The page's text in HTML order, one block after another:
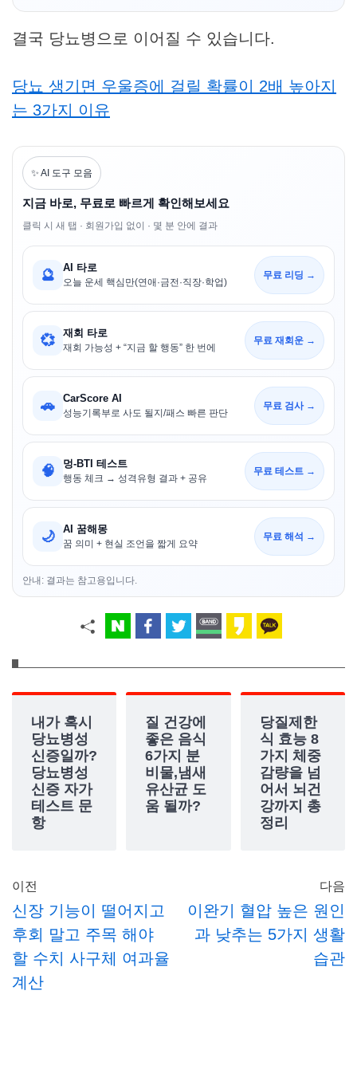
결국 당뇨병으로 이어질 수 있습니다.
당뇨 생기면 우울증에 걸릴 확률이 2배 높아지
는 3가지 이유
✨ AI 도구 모음
지금 바로, 무료로 빠르게 확인해보세요
클릭 시 새 탭 · 회원가입 없이 · 몇 분 안에 결과
🔮 AI 타로
오늘 운세 핵심만(연애·금전·직장·학업)
무료 리딩 →
💞 재회 타로
재회 가능성 + “지금 할 행동” 한 번에
무료 재회운 →
🚗 CarScore AI
성능기록부로 사도 될지/패스 빠른 판단
무료 검사 →
🧠 멍-BTI 테스트
행동 체크 → 성격유형 결과 + 공유
무료 테스트 →
🌙 AI 꿈해몽
꿈 의미 + 현실 조언을 짧게 요약
무료 해석 →
안내: 결과는 참고용입니다.
내가 혹시
당뇨병성
신증일까?
당뇨병성
신증 자가
테스트 문
항
질 건강에
좋은 음식
6가지 분
비물,냄새
유산균 도
움 될까?
당질제한
식 효능 8
가지 체중
감량을 넘
어서 뇌건
강까지 총
정리
이전
신장 기능이 떨어지고
후회 말고 주목 해야
할 수치 사구체 여과율
계산
다음
이완기 혈압 높은 원인
과 낮추는 5가지 생활
습관